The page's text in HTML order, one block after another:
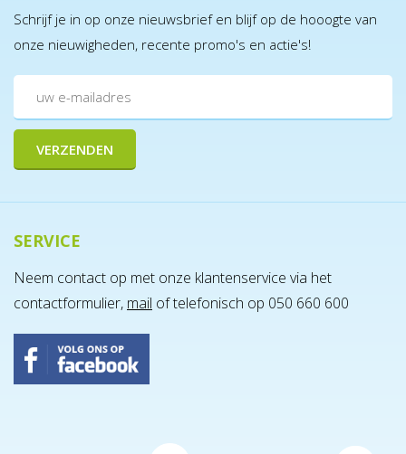
Schrijf je in op onze nieuwsbrief en blijf op de hooogte van
onze nieuwigheden, recente promo's en actie's!
SERVICE
Neem contact op met onze klantenservice via het
contactformulier, mail of telefonisch op 050 660 600